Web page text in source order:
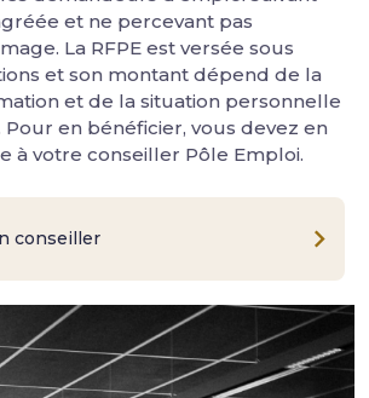
et ne percevant pas
La RFPE est versée sous
et son montant dépend de la
et de la situation personnelle
en bénéficier, vous devez en
à votre conseiller Pôle Emploi.
conseiller